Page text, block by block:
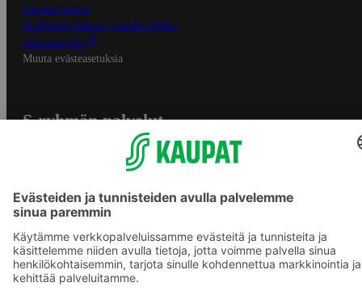
Saavutettavuus
Mobiilisovelluksen saavutettavuus
Mainostajalle
Muuta evästeasetuksia
S-ryhmän palvelut
Yhteishyvä Ruoka -sovellus
S-ostoslista -sovellus
Prisma.fi
Sokos.fi
S-Pankki